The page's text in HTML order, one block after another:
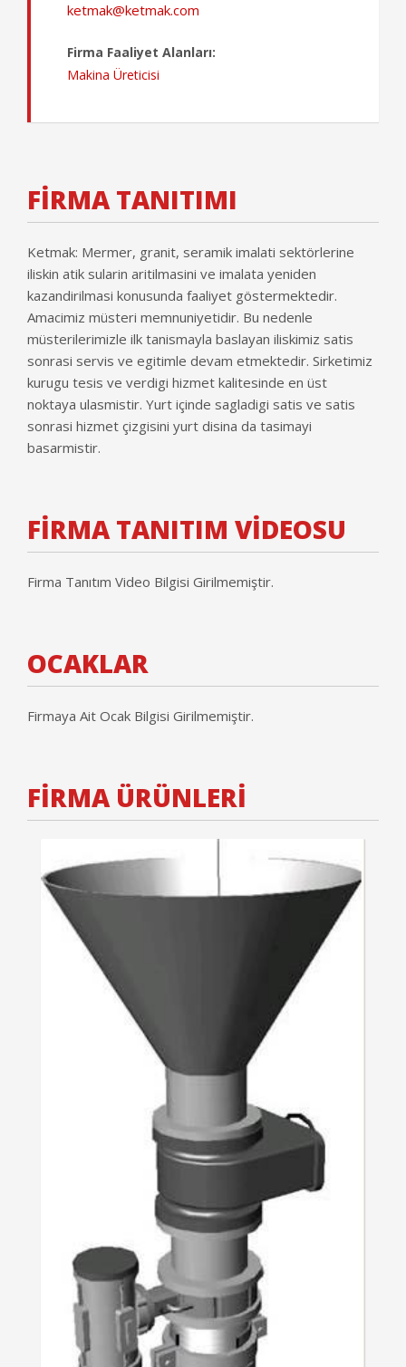
ketmak@ketmak.com
Firma Faaliyet Alanları:
Makina Üreticisi
FİRMA TANITIMI
Ketmak: Mermer, granit, seramik imalati sektörlerine
iliskin atik sularin aritilmasini ve imalata yeniden
kazandirilmasi konusunda faaliyet göstermektedir.
Amacimiz müsteri memnuniyetidir. Bu nedenle
müsterilerimizle ilk tanismayla baslayan iliskimiz satis
sonrasi servis ve egitimle devam etmektedir. Sirketimiz
kurugu tesis ve verdigi hizmet kalitesinde en üst
noktaya ulasmistir. Yurt içinde sagladigi satis ve satis
sonrasi hizmet çizgisini yurt disina da tasimayi
basarmistir.
FİRMA TANITIM VİDEOSU
Firma Tanıtım Video Bilgisi Girilmemiştir.
OCAKLAR
Firmaya Ait Ocak Bilgisi Girilmemiştir.
FİRMA ÜRÜNLERİ